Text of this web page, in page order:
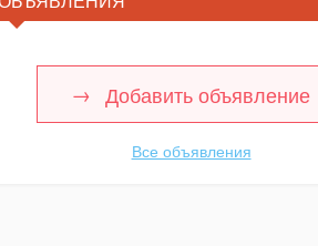
Добавить объявление
Все объявления